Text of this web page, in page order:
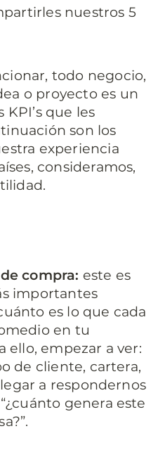
nuestros 5
todo negocio,
o proyecto es un
que les
son los
experiencia
consideramos,
compra: este es
importantes
es lo que cada
en tu
ello, empezar a ver:
de cliente, cartera,
a respondernos
genera este